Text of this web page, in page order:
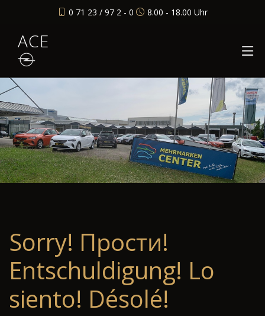
0 71 23 / 97 2 - 0 8.00 - 18.00 Uhr
ACE
Sorry! Прости!
Entschuldigung! Lo
siento! Désolé!